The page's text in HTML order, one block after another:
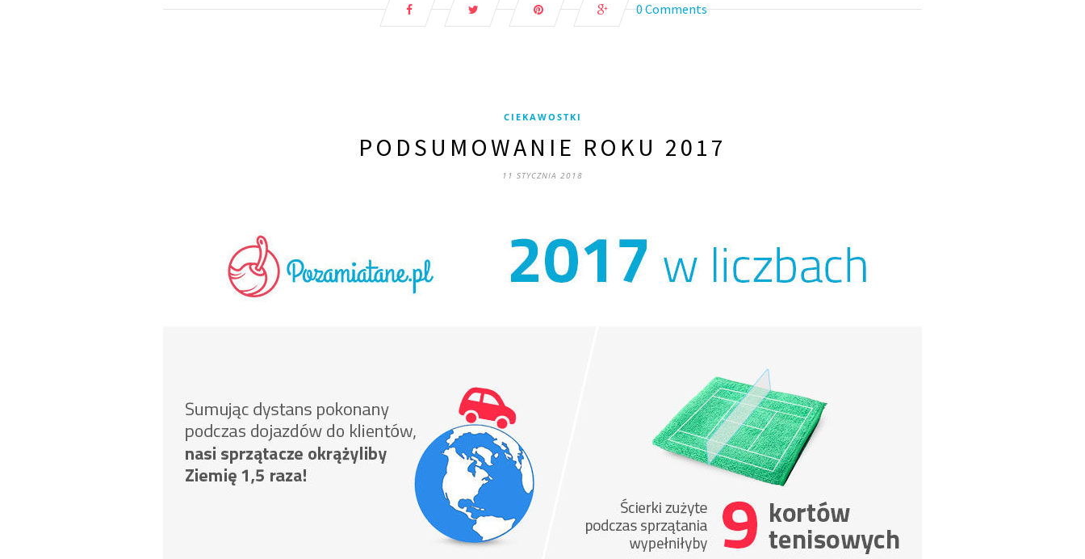
0 Comments
CIEKAWOSTKI
PODSUMOWANIE ROKU 2017
11 STYCZNIA 2018